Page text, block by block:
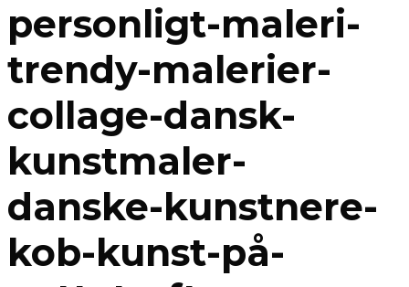
personligt-maleri-
trendy-malerier-
collage-dansk-
kunstmaler-
danske-kunstnere-
kob-kunst-på-